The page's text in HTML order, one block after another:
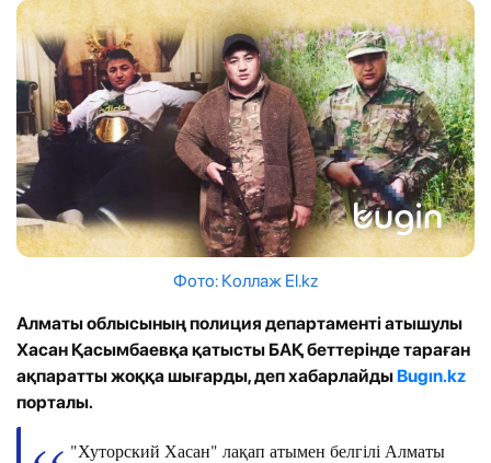
Фото: Коллаж El.kz
Алматы облысының полиция департаменті атышулы
Хасан Қасымбаевқа қатысты БАҚ беттерінде тараған
ақпаратты жоққа шығарды, деп хабарлайды Bugın.kz
порталы.
"Хуторский Хасан" лақап атымен белгілі Алматы